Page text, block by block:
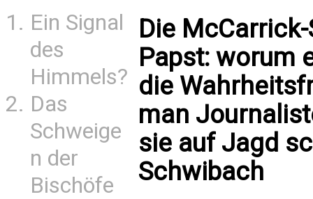
Ein Signal
des
Himmels?
Das
Schweige
n der
Bischöfe
Die
Papst: worum
die
man
sie auf Jagd
Schwibach